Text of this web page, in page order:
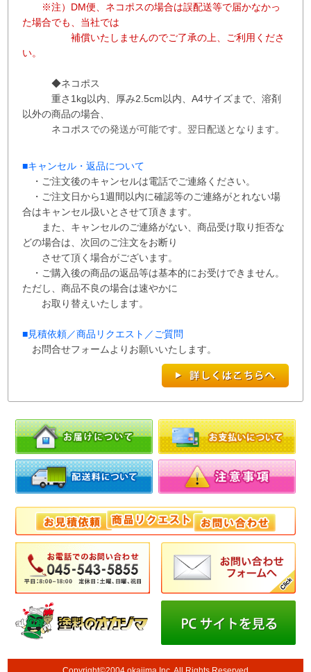
※注）DM便、ネコポスの場合は誤配送等で届かなかっ
た場合でも、当社では
補償いたしませんのでご了承の上、ご利用くださ
い。
◆ネコポス
重さ1kg以内、
厚み2.5cm以内、A4サイズまで、溶剤
以外の商品の場合、
ネコポスでの発送が可能です。 翌日配送となります。
■キャンセル・返品について
・ご注文後のキャンセルは電話でご連絡ください。
・ご注文日から1週間以内に確認等のご連絡がとれない場
合はキャンセル扱いとさせて頂き ます。
また、 キャンセルのご連絡がない、商品受け取り拒否な
どの場合は、次回のご注文をお断り
させて頂く場合がございます。
・ご購入後の商品の返品等は基本的にお受けできません。
ただし、商品不良の場合は速やかに
お取り替えいたします。
■見積依頼／商品リクエスト／ご質問
お問合せフォームよりお願いいたします。